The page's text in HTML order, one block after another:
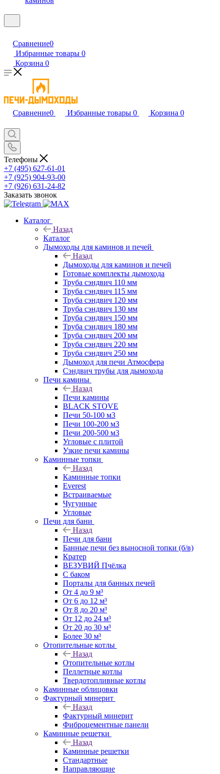
Сравнение0
Избранные товары 0
Корзина 0
Сравнение0 Избранные товары 0 Корзина 0
Телефоны
+7 (495) 627-61-01
+7 (925) 904-93-00
+7 (926) 631-24-82
Заказать звонок
Каталог
Назад
Каталог
Дымоходы для каминов и печей
Назад
Дымоходы для каминов и печей
Готовые комплекты дымохода
Труба сэндвич 110 мм
Труба сэндвич 115 мм
Труба сэндвич 120 мм
Труба сэндвич 130 мм
Труба сэндвич 150 мм
Труба сэндвич 180 мм
Труба сэндвич 200 мм
Труба сэндвич 220 мм
Труба сэндвич 250 мм
Дымоход для печи Атмосфера
Сэндвич трубы для дымохода
Печи камины
Назад
Печи камины
BLACK STOVE
Печи 50-100 м3
Печи 100-200 м3
Печи 200-500 м3
Угловые с плитой
Узкие печи камины
Каминные топки
Назад
Каминные топки
Everest
Встраиваемые
Чугунные
Угловые
Печи для бани
Назад
Печи для бани
Банные печи без выносной топки (б/в)
Кратер
ВЕЗУВИЙ Пчёлка
С баком
Порталы для банных печей
От 4 до 9 м³
От 6 до 12 м³
От 8 до 20 м³
От 12 до 24 м³
От 20 до 30 м³
Более 30 м³
Отопительные котлы
Назад
Отопительные котлы
Пеллетные котлы
Твердотопливные котлы
Каминные облицовки
Фактурный минерит
Назад
Фактурный минерит
Фиброцементные панели
Каминные решетки
Назад
Каминные решетки
Стандартные
Направляющие